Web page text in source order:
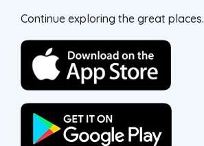
Continue exploring the great places.